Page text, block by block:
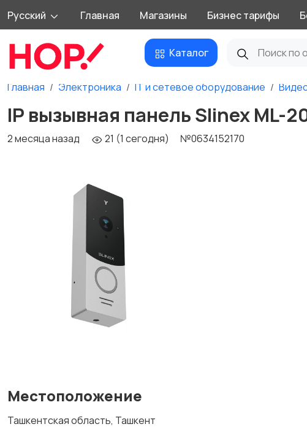
Русский Главная Магазины Бизнес тарифы
Каталог
Главная Электроника IT и сетевое оборудование
IP вызывная панель Slinex ML-
2 месяца назад 21 (1 сегодня) №0634152170
Местоположение
Ташкентская область, Ташкент